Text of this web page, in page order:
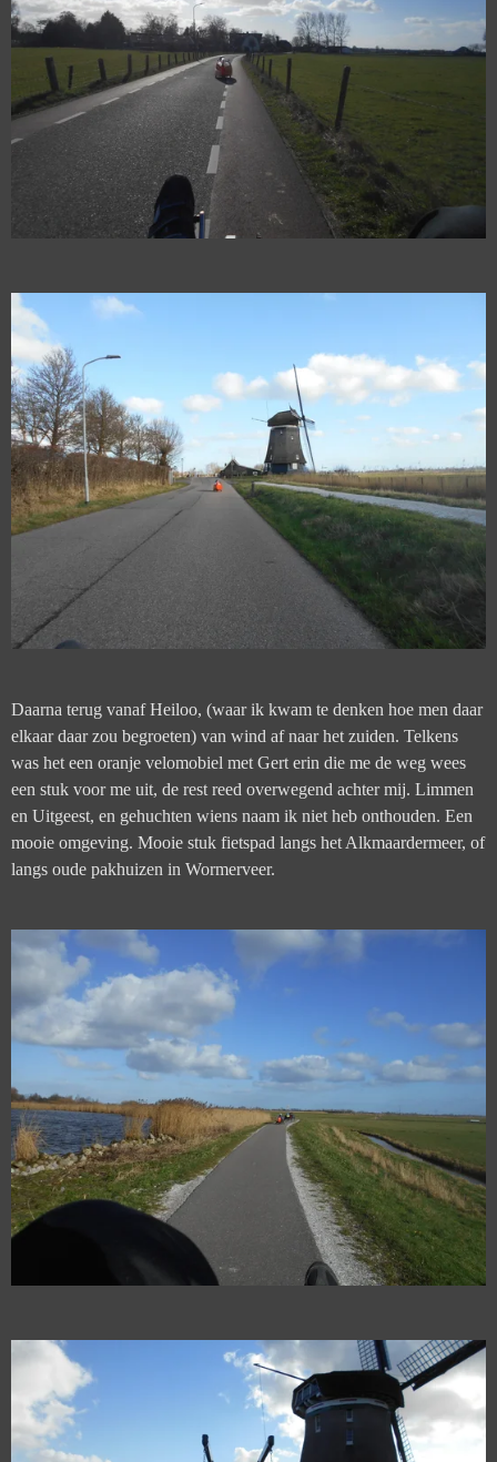
Daarna terug vanaf Heiloo, (waar ik kwam te denken hoe men daar
elkaar daar zou begroeten) van wind af naar het zuiden. Telkens
was het een oranje velomobiel met Gert erin die me de weg wees
een stuk voor me uit, de rest reed overwegend achter mij. Limmen
en Uitgeest, en gehuchten wiens naam ik niet heb onthouden. Een
mooie omgeving. Mooie stuk fietspad langs het Alkmaardermeer, of
langs oude pakhuizen in Wormerveer.